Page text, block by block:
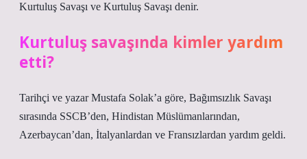
Kurtuluş Savaşı ve Kurtuluş Savaşı denir.
Kurtuluş savaşında kimler yardım
etti?
Tarihçi ve yazar Mustafa Solak’a göre, Bağımsızlık Savaşı
sırasında SSCB’den, Hindistan Müslümanlarından,
Azerbaycan’dan, İtalyanlardan ve Fransızlardan yardım geldi.